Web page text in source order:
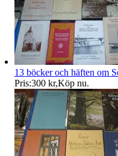
13 böcker och häften om
Pris:300 kr,Köp nu.